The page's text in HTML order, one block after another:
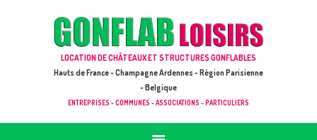
LOCATION DE CHÂTEAUX ET STRUCTURES GONFLABLES
Hauts de France - Champagne Ardennes - Région Parisienne
- Belgique
ENTREPRISES - COMMUNES - ASSOCIATIONS - PARTICULIERS
GONFLAB LOISIRS
ACCUEIL
JEUX À LOUER & PRESTATIONS
CATALOGUE / TARIF
DEMANDE DE DEVIS (SOUS 24H)